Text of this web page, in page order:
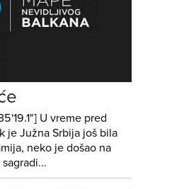
U vreme pred
je Južna Srbija još bila
neko je došao na